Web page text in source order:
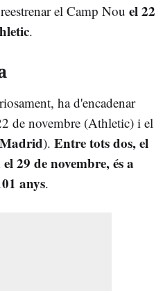
el Camp Nou el 22
.
ha d'encadenar
de novembre (Athletic) i el
). Entre tots dos, el
29 de novembre, és a
anys.